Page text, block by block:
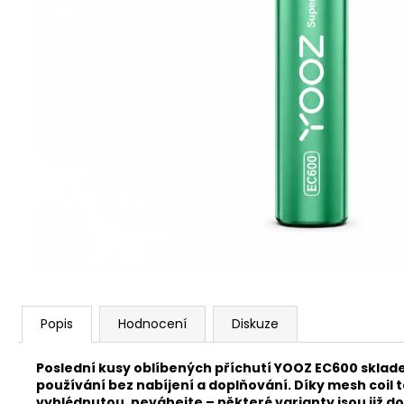
Popis Hodnocení Diskuze
Poslední kusy oblíbených příchutí YOOZ EC600
používání bez nabíjení a doplňování. Díky mesh